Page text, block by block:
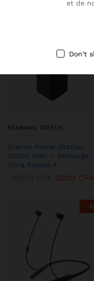
KENBANG TRÉSOR
Oraimo Power Station
50000 mAh – Recharge
Ultra Rapide A
32310 CFA
-8
et de
Don't